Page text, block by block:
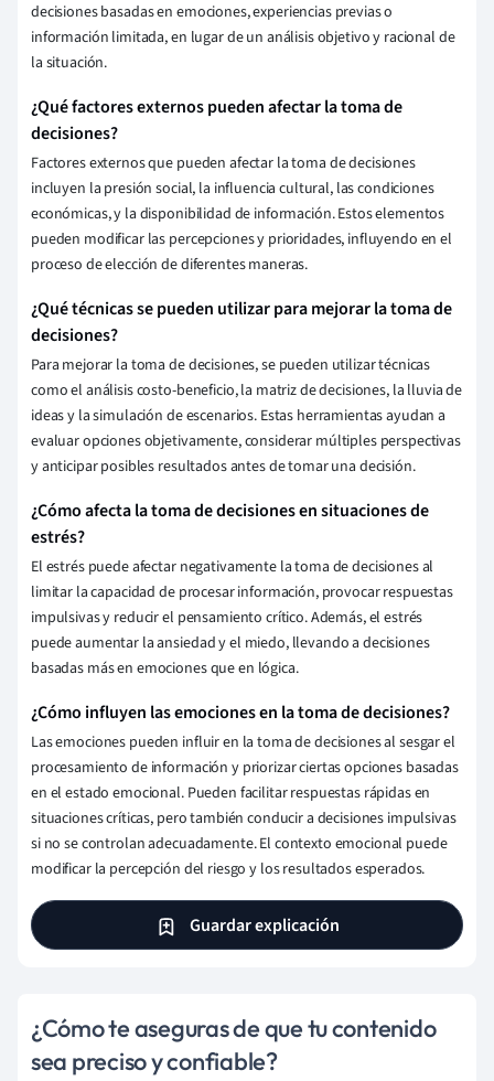
decisiones basadas en emociones, experiencias previas o
información limitada, en lugar de un análisis objetivo y racional de
la situación.
¿Qué factores externos pueden afectar la toma de
decisiones?
Factores externos que pueden afectar la toma de decisiones
incluyen la presión social, la influencia cultural, las condiciones
económicas, y la disponibilidad de información. Estos elementos
pueden modificar las percepciones y prioridades, influyendo en el
proceso de elección de diferentes maneras.
¿Qué técnicas se pueden utilizar para mejorar la toma de
decisiones?
Para mejorar la toma de decisiones, se pueden utilizar técnicas
como el análisis costo-beneficio, la matriz de decisiones, la lluvia de
ideas y la simulación de escenarios. Estas herramientas ayudan a
evaluar opciones objetivamente, considerar múltiples perspectivas
y anticipar posibles resultados antes de tomar una decisión.
¿Cómo afecta la toma de decisiones en situaciones de
estrés?
El estrés puede afectar negativamente la toma de decisiones al
limitar la capacidad de procesar información, provocar respuestas
impulsivas y reducir el pensamiento crítico. Además, el estrés
puede aumentar la ansiedad y el miedo, llevando a decisiones
basadas más en emociones que en lógica.
¿Cómo influyen las emociones en la toma de decisiones?
Las emociones pueden influir en la toma de decisiones al sesgar el
procesamiento de información y priorizar ciertas opciones basadas
en el estado emocional. Pueden facilitar respuestas rápidas en
situaciones críticas, pero también conducir a decisiones impulsivas
si no se controlan adecuadamente. El contexto emocional puede
modificar la percepción del riesgo y los resultados esperados.
Guardar explicación
¿Cómo te aseguras de que tu contenido
sea preciso y confiable?